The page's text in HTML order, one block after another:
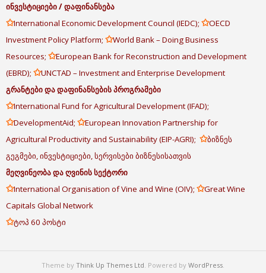
ინვესტიციები/დაფინანსება
✩International Economic Development Council (IEDC); ✩OECD
Investment Policy Platform; ✩World Bank – Doing Business
Resources; ✩European Bank for Reconstruction and Development
(EBRD); ✩UNCTAD – Investment and Enterprise Development
გრანტებიდადაფინანსებისპროგრამები
✩International Fund for Agricultural Development (IFAD);
✩DevelopmentAid; ✩European Innovation Partnership for
Agricultural Productivity and Sustainability (EIP-AGRI); ✩ბიზნეს
გეგმები, ინვესტიციები, სერვისები ბიზნესისათვის
მეღვინეობადაღვინისსექტორი
✩International Organisation of Vine and Wine (OIV); ✩Great Wine
Capitals Global Network
✩ტოპ 60 პოსტი
Theme by Think Up Themes Ltd . Powered by WordPress